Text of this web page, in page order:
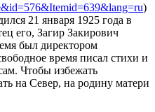
)
21 января 1925 года в
его, Загир Закирович
был директором
время писал стихи и
Чтобы избежать
на Север, на родину матери